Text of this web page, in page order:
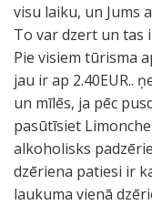
visu laiku, un Jums
To var dzert un tas
Pie visiem tūrisma
jau ir ap 2.40EUR..
un mīlēs, ja pēc
pasūtīsiet
alkoholisks
dzēriena patiesi ir
laukuma vienā